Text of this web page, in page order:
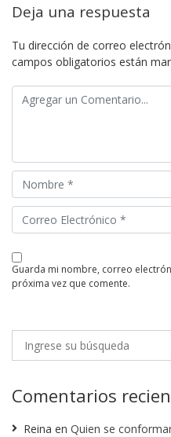
Deja una respuesta
Tu dirección de correo
campos obligatorios están
guarda mi nombre, correo electrónico y web en este navegador para la
próxima vez que comente.
Comentarios
Reina en Quien se